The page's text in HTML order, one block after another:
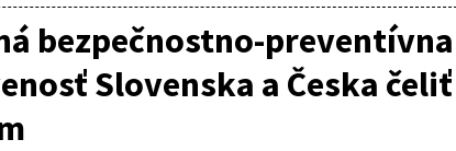
bezpečnostno-
Slovenska a Česka